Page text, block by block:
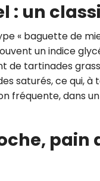
: un
« baguette de
un indice
de tartinades
saturés, ce qui, à
fréquente, dans
pain